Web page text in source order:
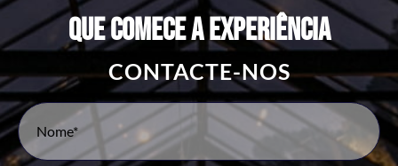
QUE COMECE A EXPERIÊNCIA
CONTACTE-NOS